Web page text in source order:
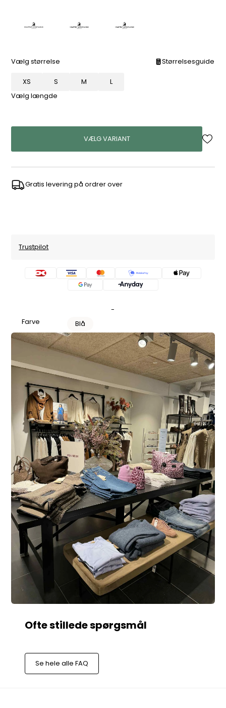
Vælg størrelse Størrelsesguide
XS S M
L
Vælg længde
VÆLG VARIANT
Gratis levering på ordrer over
Trustpilot
-
Farve
Blå
Se hele alle FAQ